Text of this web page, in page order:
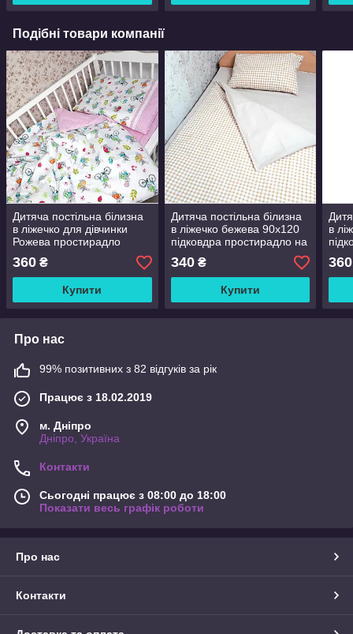
Подібні товари компанії
Дитяча постільна білизна
в ліжечко для дівчинки
Рожева простирадло
60х120 підковдра 90х110
наволочка 40*60
360 ₴
Купити
Дитяча постільна білизна
в ліжечко бежева 90х120
підковдра простирадло на
340₴
Купити
в
360
Про нас
99% позитивних з 82 відгуків за рік
Працює з 18.02.2019
м. Дніпро
Дніпро, Україна
Контакти
Сьогодні працює з 08:00 до 18:00
Показати весь графік роботи
Про нас
Контакти